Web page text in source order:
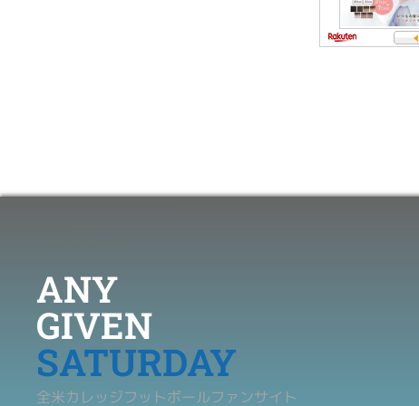
ANY
GIVEN
SATURDAY
全米カレッジフットボールファンサイト